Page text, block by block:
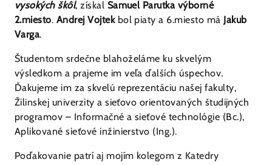
vysokých škôl, získal Samuel Parutka výborné
2.miesto. Andrej Vojtekbol piaty a 6.miesto má
Jakub
Varga.
Študentom srdečne blahoželáme ku skvelým
výsledkom a prajeme im veľa ďalších úspechov.
Ďakujeme im za skvelú reprezentáciu našej fakulty,
Žilinskej univerzity a sieťovo orientovaných študijných
programov – Informačné a sieťové technológie (Bc.),
Aplikované sieťové inžinierstvo (Ing.).
Poďakovanie patrí aj mojím kolegom z Katedry